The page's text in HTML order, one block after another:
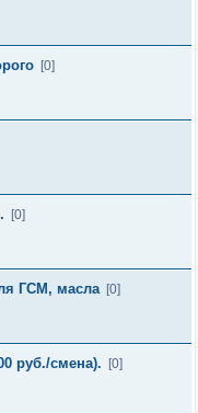
[0]
[0]
ГСМ, масла [0]
руб./смена).
[0]